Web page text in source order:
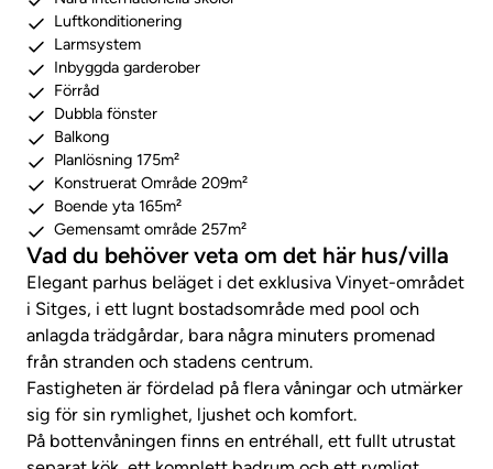
Luftkonditionering
Larmsystem
Inbyggda garderober
Förråd
Dubbla fönster
Balkong
Planlösning 175m²
Konstruerat Område 209m²
Boende yta 165m²
Gemensamt område 257m²
Vad du behöver veta om det här hus/villa
Elegant parhus beläget i det exklusiva Vinyet-området
i Sitges, i ett lugnt bostadsområde med pool och
anlagda trädgårdar, bara några minuters promenad
från stranden och stadens centrum.
Fastigheten är fördelad på flera våningar och utmärker
sig för sin rymlighet, ljushet och komfort.
På bottenvåningen finns en entréhall, ett fullt utrustat